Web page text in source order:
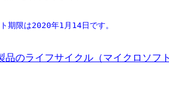
期限は2020年1月14日です。
品のライフサイクル（マイクロソフ